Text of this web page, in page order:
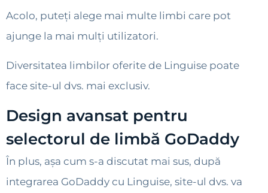
Acolo, puteți alege mai multe limbi care pot
ajunge la mai mulți utilizatori.
Diversitatea limbilor oferite de Linguise poate
face site-ul dvs. mai exclusiv.
Design avansat pentru
selectorul de limbă GoDaddy
În plus, așa cum s-a discutat mai sus, după
integrarea GoDaddy cu Linguise, site-ul dvs. va